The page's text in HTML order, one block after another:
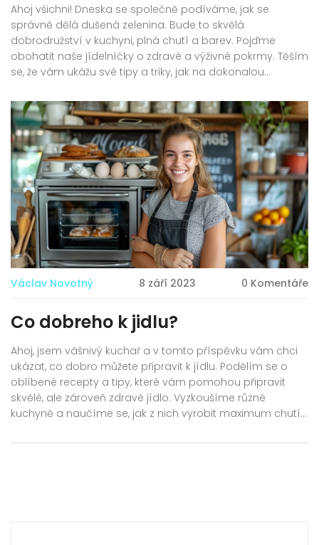
Ahoj všichni! Dneska se společně podíváme, jak se
správně dělá dušená zelenina. Bude to skvělá
dobrodružství v kuchyni, plná chutí a barev. Pojďme
obohatit naše jídelníčky o zdravé a výživné pokrmy. Těším
se, že vám ukážu své tipy a triky, jak na dokonalou
Václav Novotný 8 září 2023 0 Komentáře
Co dobreho k jidlu?
Ahoj, jsem vášnivý kuchař a v tomto příspěvku vám chci
ukázat, co dobro můžete připravit k jídlu. Podělím se o
oblíbené recepty a tipy, které vám pomohou připravit
skvělé, ale zároveň zdravé jídlo. Vyzkoušíme různé
kuchyně a naučíme se, jak z nich vyrobit maximum chutí.